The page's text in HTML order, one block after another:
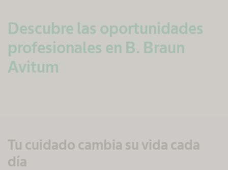
Descubre las oportunidades
profesionales en B. Braun
Avitum
Tu cuidado cambia su vida cada
día